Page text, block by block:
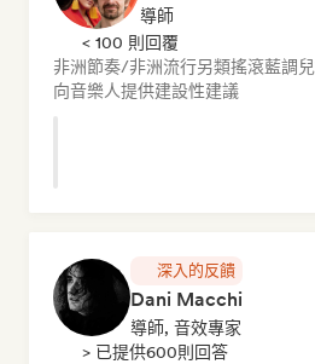
導師
< 100 則回覆
非洲節奏/非洲流行另類搖滾藍調
向音樂人提供建設性建議
深入的反饋
Dani Macchi
導師, 音效專家
> 已提供600則回答